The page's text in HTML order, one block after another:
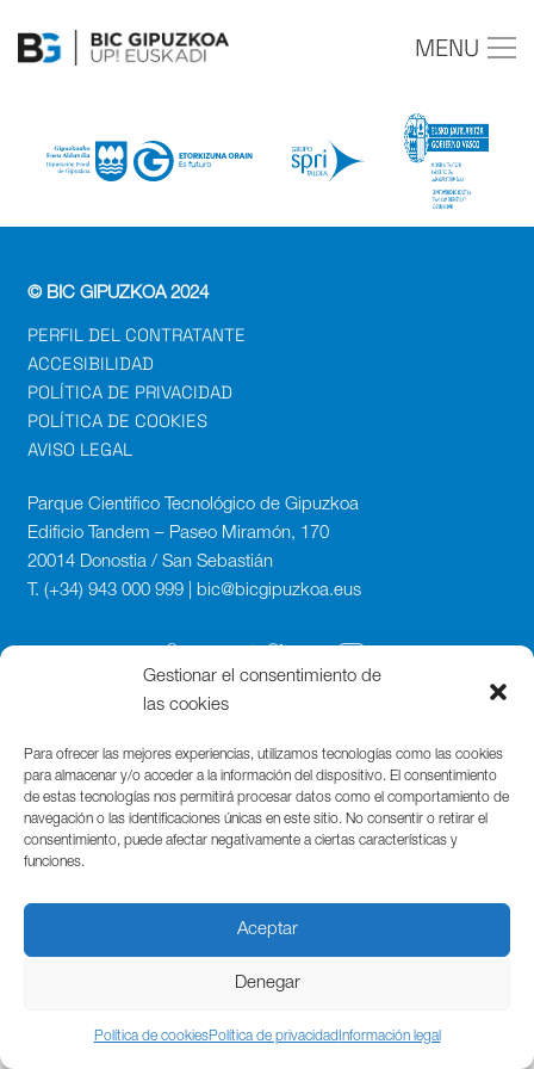
Gestionar el consentimiento de
las cookies
Para ofrecer las mejores experiencias, utilizamos tecnologías como las cookies
para almacenar y/o acceder a la información del dispositivo. El consentimiento
de estas tecnologías nos permitirá procesar datos como el comportamiento de
navegación o las identificaciones únicas en este sitio. No consentir o retirar el
consentimiento, puede afectar negativamente a ciertas características y
funciones.
Aceptar
Denegar
Política de cookiesPolítica de privacidad Información legal
MENU
© BIC GIPUZKOA 2024
PERFIL DEL CONTRATANTE
ACCESIBILIDAD
POLÍTICA DE PRIVACIDAD
POLÍTICA DE COOKIES
AVISO LEGAL
Parque Cientifico Tecnológico de Gipuzkoa
Edificio Tandem – Paseo Miramón, 170
20014 Donostia / San Sebastián
T. (+34) 943 000 999 | bic@bicgipuzkoa.eus